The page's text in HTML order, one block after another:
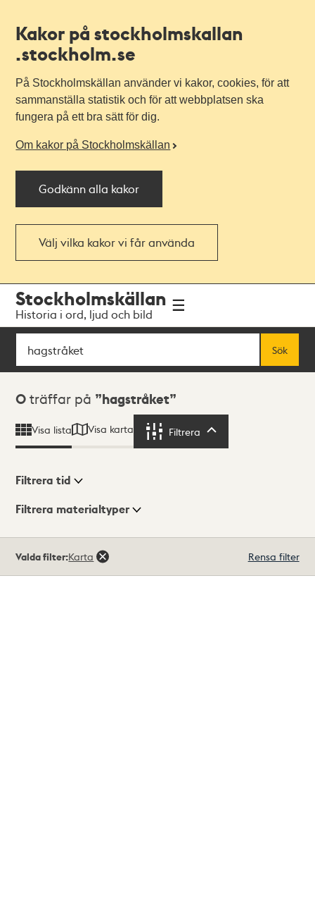
Kakor på stockholmskallan
.stockholm.se
På Stockholmskällan använder vi kakor, cookies, för att
sammanställa statistik och för att webbplatsen ska
fungera på ett bra sätt för dig.
Om kakor på Stockholmskällan
Godkänn alla kakor
Välj vilka kakor vi får använda
navigationen
huvudinnehållet
Stockholmskällan
Historia i ord, ljud och bild
Sök
Sök
Sökresultat
0 träffar på hagstråket
Visa lista Visa karta Filtrera
Visningsläge
Filtrera tid
Filtrera materialtyper
träffar
Valda filter:Karta Rensa filter